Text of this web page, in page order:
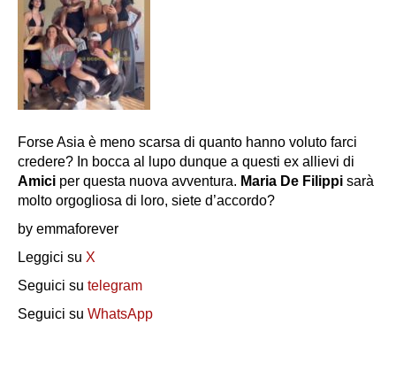
Forse Asia è meno scarsa di quanto hanno voluto farci
credere? In bocca al lupo dunque a questi ex allievi di
Amici per questa nuova avventura. Maria De Filippi sarà
molto orgogliosa di loro, siete d’accordo?
by emmaforever
Leggici su X
Seguici su telegram
Seguici su WhatsApp